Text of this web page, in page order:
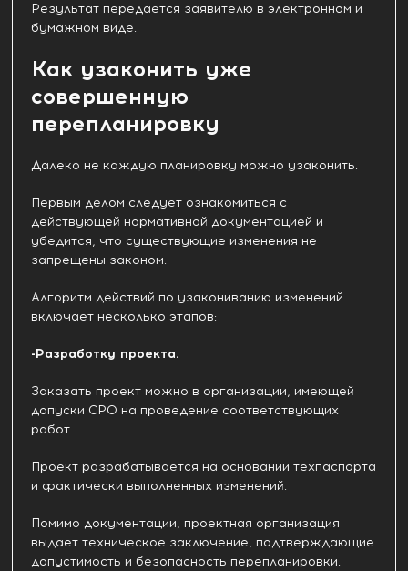
Результат передается заявителю в электронном и
бумажном виде.
Как узаконить уже
совершенную
перепланировку
Далеко не каждую планировку можно узаконить.
Первым делом следует ознакомиться с
действующей нормативной документацией и
убедится, что существующие изменения не
запрещены законом.
Алгоритм действий по узакониванию изменений
включает несколько этапов:
-Разработку проекта.
Заказать проект можно в организации, имеющей
допуски СРО на проведение соответствующих
работ.
Проект разрабатывается на основании техпаспорта
и фактически выполненных изменений.
Помимо документации, проектная организация
выдает техническое заключение, подтверждающие
допустимость и безопасность перепланировки.